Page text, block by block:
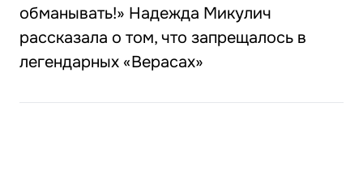
обманывать!» Надежда Микулич
рассказала о том, что запрещалось в
легендарных «Верасах»